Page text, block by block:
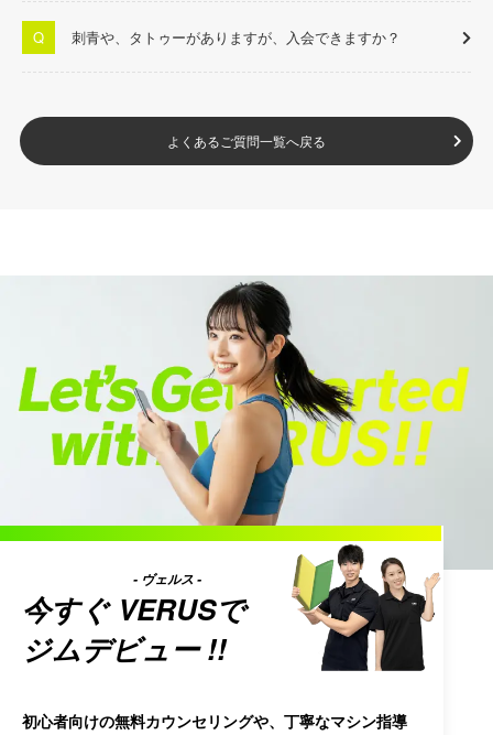
刺青や、タトゥーがありますが、入会できますか？
よくあるご質問一覧へ戻る
今すぐ VERUS
- ヴェルス -
で
ジムデビュー !!
初心者向けの無料カウンセリングや、丁寧なマシン指導